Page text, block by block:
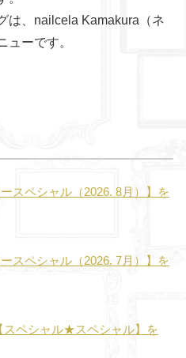
は、nailcela Kamakura（ネ
ューです。
スペシャル（2026. 8月）】を
スペシャル（2026. 7月）】を
スペシャル★スペシャル】を